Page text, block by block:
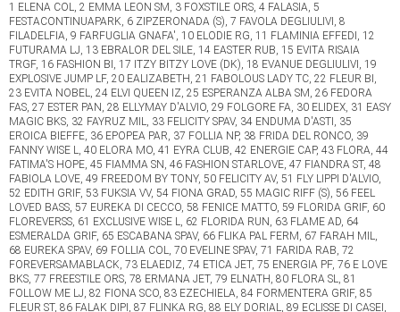
1 ELENA COL, 2 EMMA LEON SM, 3 FOXSTILE ORS, 4 FALASIA, 5
FESTACONTINUAPARK, 6 ZIPZERONADA (S), 7 FAVOLA DEGLIULIVI, 8
FILADELFIA, 9 FARFUGLIA GNAFA', 10 ELODIE RG, 11 FLAMINIA EFFEDI, 12
FUTURAMA LJ, 13 EBRALOR DEL SILE, 14 EASTER RUB, 15 EVITA RISAIA
TRGF, 16 FASHION BI, 17 ITZY BITZY LOVE (DK), 18 EVANUE DEGLIULIVI, 19
EXPLOSIVE JUMP LF, 20 EALIZABETH, 21 FABOLOUS LADY TC, 22 FLEUR BI,
23 EVITA NOBEL, 24 ELVI QUEEN IZ, 25 ESPERANZA ALBA SM, 26 FEDORA
FAS, 27 ESTER PAN, 28 ELLYMAY D'ALVIO, 29 FOLGORE FA, 30 ELIDEX, 31 EASY
MAGIC BKS, 32 FAYRUZ MIL, 33 FELICITY SPAV, 34 ENDUMA D'ASTI, 35
EROICA BIEFFE, 36 EPOPEA PAR, 37 FOLLIA NP, 38 FRIDA DEL RONCO, 39
FANNY WISE L, 40 ELORA MO, 41 EYRA CLUB, 42 ENERGIE CAP, 43 FLORA, 44
FATIMA'S HOPE, 45 FIAMMA SN, 46 FASHION STARLOVE, 47 FIANDRA ST, 48
FABIOLA LOVE, 49 FREEDOM BY TONY, 50 FELICITY AV, 51 FLY LIPPI D'ALVIO,
52 EDITH GRIF, 53 FUKSIA VV, 54 FIONA GRAD, 55 MAGIC RIFF (S), 56 FEEL
LOVED BASS, 57 EUREKA DI CECCO, 58 FENICE MATTO, 59 FLORIDA GRIF, 60
FLOREVERSS, 61 EXCLUSIVE WISE L, 62 FLORIDA RUN, 63 FLAME AD, 64
ESMERALDA GRIF, 65 ESCABANA SPAV, 66 FLIKA PAL FERM, 67 FARAH MIL,
68 EUREKA SPAV, 69 FOLLIA COL, 70 EVELINE SPAV, 71 FARIDA RAB, 72
FOREVERSAMABLACK, 73 ELAEDIZ, 74 ETICA JET, 75 ENERGIA PF, 76 E LOVE
BKS, 77 FREESTILE ORS, 78 ERMANA JET, 79 ELNATH, 80 FLORA SL, 81
FOLLOW ME LJ, 82 FIONA SCO, 83 EZECHIELA, 84 FORMENTERA GRIF, 85
FLEUR ST, 86 FALAK DIPI, 87 FLINKA RG, 88 ELY DORIAL, 89 ECLISSE DI CASEI,